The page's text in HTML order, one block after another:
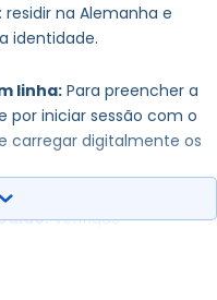
delitos
língua alemã
e socialedas
de vida
residir na Alemanha e
identidade.
linha: Para preencher a
por iniciar sessão com o
carregar digitalmente os
Verifique
de naturalização antes